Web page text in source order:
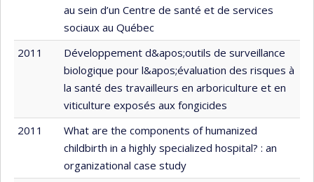
au sein d’un Centre de santé et de services
sociaux au Québec
2011
Développement d&apos;outils de surveillance
biologique pour l&apos;évaluation des risques à
la santé des travailleurs en arboriculture et en
viticulture exposés aux fongicides
2011
What are the components of humanized
childbirth in a highly specialized hospital? : an
organizational case study